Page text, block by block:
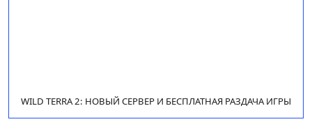
WILD TERRA 2: НОВЫЙ СЕРВЕР И БЕСПЛАТНАЯ РАЗДАЧА ИГРЫ